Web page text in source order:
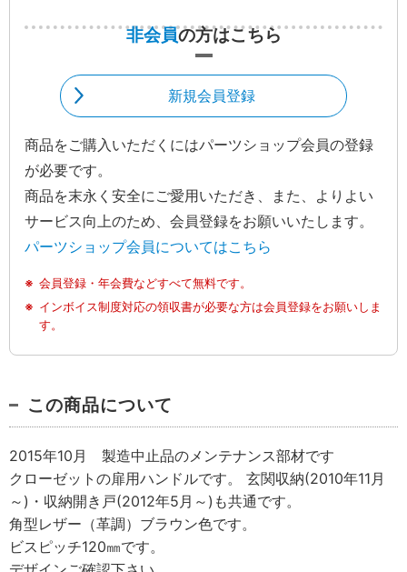
非会員の方はこちら
新規会員登録
商品をご購入いただくにはパーツショップ会員の登録
が必要です。
商品を末永く安全にご愛用いただき、また、よりよい
サービス向上のため、会員登録をお願いいたします。
パーツショップ会員についてはこちら
会員登録・年会費などすべて無料です。
インボイス制度対応の領収書が必要な方は会員登録をお願いしま
す。
この商品について
2015年10月 製造中止品のメンテナンス部材です
クローゼットの扉用ハンドルです。 玄関収納(2010年11月
～)・収納開き戸(2012年5月～)も共通です。
角型レザー（革調）ブラウン色です。
ビスピッチ120㎜です。